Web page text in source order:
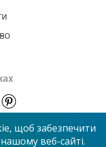
щоб забезпечити
веб-сайті.